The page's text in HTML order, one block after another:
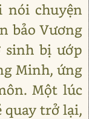
nói chuyện
bảo Vương
sinh bị ướp
Minh, ứng
Một lúc
quay trở lại,